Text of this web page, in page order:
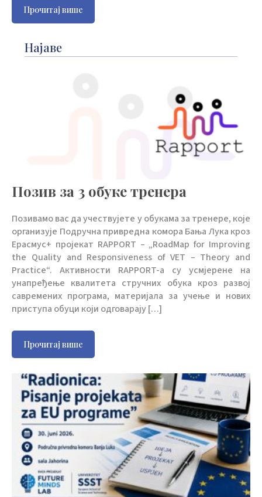
Прочитај више
Најаве
Позив за 3 обуке тренера
Позивамо вас да учествујете у обукама за тренере, које
организује Подручна привредна комора Бања Лука кроз
Ерасмус+ пројекат RAPPORT – „RoadMap for Improving
the Quality and Responsiveness of VET – Theory and
Practice“. Активности RAPPORT-a су усмјерене на
унапређење квалитета стручних обука кроз развој
савремених програма, материјала за учење и нових
приступа обуци који одговарају […]
Прочитај више